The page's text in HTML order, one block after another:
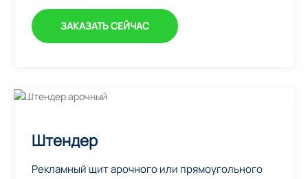
ЗАКАЗАТЬ СЕЙЧАС
Штендер
Рекламный щит арочного или прямоугольного